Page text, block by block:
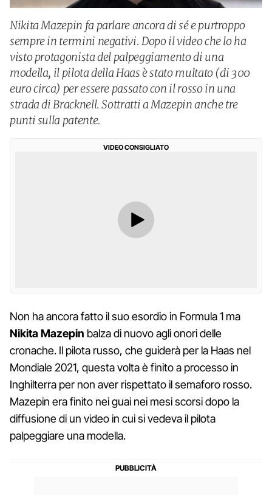
Nikita Mazepin fa parlare ancora di sé e purtroppo
sempre in termini negativi. Dopo il video che lo ha
visto protagonista del palpeggiamento di una
modella, il pilota della Haas è stato multato (di 300
euro circa) per essere passato con il rosso in una
strada di Bracknell. Sottratti a Mazepin anche tre
punti sulla patente.
VIDEO CONSIGLIATO
Non ha ancora fatto il suo esordio in Formula 1 ma
Nikita Mazepin balza di nuovo agli onori delle
cronache. Il pilota russo, che guiderà per la Haas nel
Mondiale 2021, questa volta è finito a processo in
Inghilterra per non aver rispettato il semaforo rosso.
Mazepin era finito nei guai nei mesi scorsi dopo la
diffusione di un video in cui si vedeva il pilota
palpeggiare una modella.